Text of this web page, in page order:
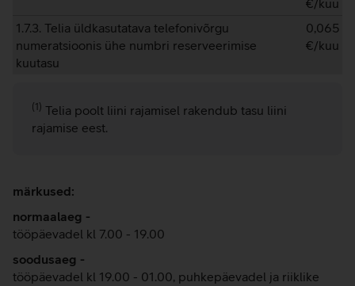
€/kuu
1.7.3. Telia üldkasutatava telefonivõrgu
numeratsioonis ühe numbri reserveerimise
kuutasu
0,065
€/kuu
(1) Telia poolt liini rajamisel rakendub tasu liini
rajamise eest.
märkused:
normaalaeg -
tööpäevadel kl 7.00 - 19.00
soodusaeg -
tööpäevadel kl 19.00 - 01.00, puhkepäevadel ja riiklike